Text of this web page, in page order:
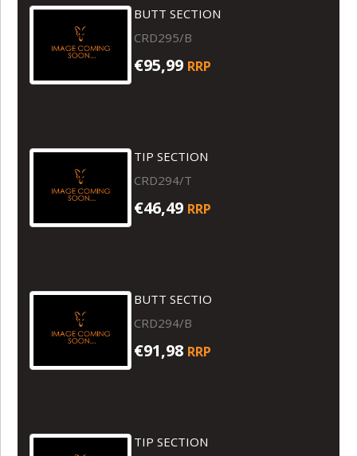
BUTT SECTION
CRD295/B
€95,99 RRP
TIP SECTION
CRD294/T
€46,49 RRP
BUTT SECTIO
CRD294/B
€91,98 RRP
TIP SECTION